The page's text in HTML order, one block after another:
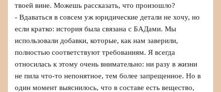
твоей вине. Можешь рассказать, что произошло?
- Вдаваться в совсем уж юридические детали не хочу, но
если кратко: история была связана с БАДами. Мы
использовали добавки, которые, как нам заверили,
полностью соответствуют требованиям. Я всегда
относилась к этому очень внимательно: ни разу в жизни
не пила что-то непонятное, тем более запрещенное. Но в
один момент выяснилось, что в составе есть вещество,